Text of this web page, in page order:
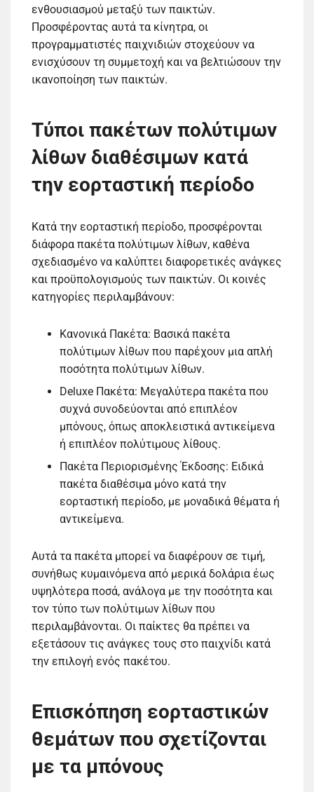
ενθουσιασμού μεταξύ των παικτών.
Προσφέροντας αυτά τα κίνητρα, οι
προγραμματιστές παιχνιδιών στοχεύουν να
ενισχύσουν τη συμμετοχή και να βελτιώσουν την
ικανοποίηση των παικτών.
Τύποι πακέτων πολύτιμων
λίθων διαθέσιμων κατά
την εορταστική περίοδο
Κατά την εορταστική περίοδο, προσφέρονται
διάφορα πακέτα πολύτιμων λίθων, καθένα
σχεδιασμένο να καλύπτει διαφορετικές ανάγκες
και προϋπολογισμούς των παικτών. Οι κοινές
κατηγορίες περιλαμβάνουν:
Κανονικά Πακέτα: Βασικά πακέτα
πολύτιμων λίθων που παρέχουν μια απλή
ποσότητα πολύτιμων λίθων.
Deluxe Πακέτα: Μεγαλύτερα πακέτα που
συχνά συνοδεύονται από επιπλέον
μπόνους, όπως αποκλειστικά αντικείμενα
ή επιπλέον πολύτιμους λίθους.
Πακέτα Περιορισμένης Έκδοσης: Ειδικά
πακέτα διαθέσιμα μόνο κατά την
εορταστική περίοδο, με μοναδικά θέματα ή
αντικείμενα.
Αυτά τα πακέτα μπορεί να διαφέρουν σε τιμή,
συνήθως κυμαινόμενα από μερικά δολάρια έως
υψηλότερα ποσά, ανάλογα με την ποσότητα και
τον τύπο των πολύτιμων λίθων που
περιλαμβάνονται. Οι παίκτες θα πρέπει να
εξετάσουν τις ανάγκες τους στο παιχνίδι κατά
την επιλογή ενός πακέτου.
Επισκόπηση εορταστικών
θεμάτων που σχετίζονται
με τα μπόνους